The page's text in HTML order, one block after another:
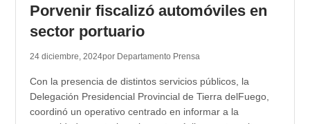
Porvenir fiscalizó automóviles en
sector portuario
24 diciembre, 2024por Departamento Prensa
Con la presencia de distintos servicios públicos, la
Delegación Presidencial Provincial de Tierra delFuego,
coordinó un operativo centrado en informar a la